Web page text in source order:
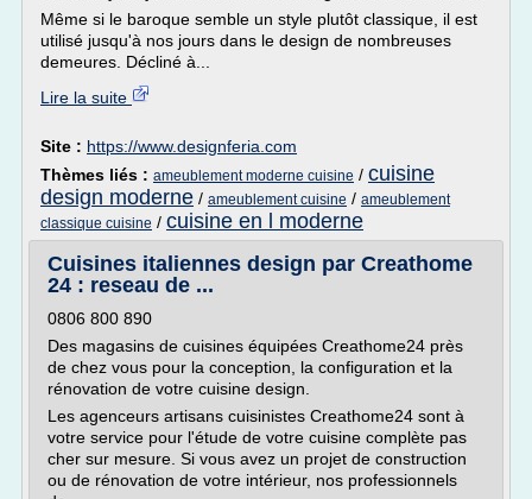
Même si le baroque semble un style plutôt classique, il est
utilisé jusqu'à nos jours dans le design de nombreuses
demeures. Décliné à...
Lire la suite
Site : https://www.designferia.com
Thèmes liés : ameublement moderne cuisine / cuisine
design moderne / ameublement cuisine / ameublement
classique cuisine / cuisine en l moderne
Cuisines italiennes design par Creathome
24 : reseau de ...
0806 800 890
Des magasins de cuisines équipées Creathome24 près
de chez vous pour la conception, la configuration et la
rénovation de votre cuisine design.
Les agenceurs artisans cuisinistes Creathome24 sont à
votre service pour l'étude de votre cuisine complète pas
cher sur mesure. Si vous avez un projet de construction
ou de rénovation de votre intérieur, nos professionnels